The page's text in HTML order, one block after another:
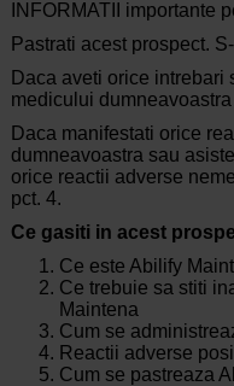
INFORMATII importante
Pastrati acest prospect.
Daca aveti orice intrebari
medicului
Daca manifestati orice
dumneavoastra sau
orice reactii adverse
pct. 4.
Ce gasiti in acest
Ce este Abilify
Ce trebuie sa stiti
Maintena
Cum se
Reactii adverse
Cum se pastreaza